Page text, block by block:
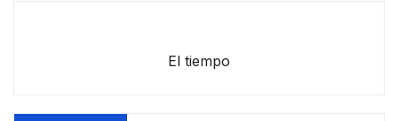
El tiempo